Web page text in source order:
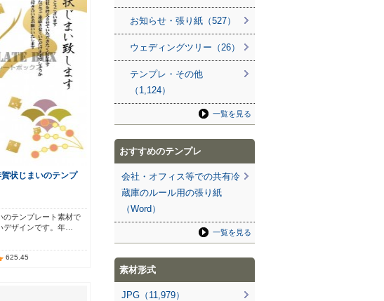
状じまいのテンプ
のテンプレート素材で
デザインです。年…
625.45
お知らせ・張り紙（527）
ウェディングツリー（26）
テンプレ・その他
（1,124）
一覧を見る
おすすめのテンプレ
会社・オフィス等での共有冷
蔵庫のルール用の張り紙
（Word）
一覧を見る
素材形式
JPG（11,979）